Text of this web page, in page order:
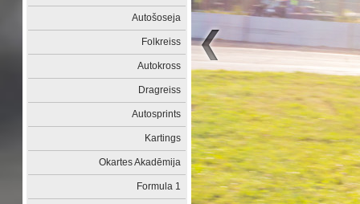
Autošoseja
Folkreiss
Autokross
Dragreiss
Autosprints
Kartings
Okartes Akadēmija
Formula 1